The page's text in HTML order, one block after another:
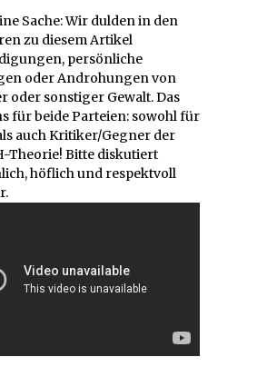
Sache: Wir dulden in den
zu diesem Artikel
persönliche
oder Androhungen von
oder sonstiger Gewalt. Das
für beide Parteien: sowohl für
auch Kritiker/Gegner der
Theorie! Bitte diskutiert
höflich und respektvoll